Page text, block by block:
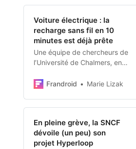
Voiture électrique : la
recharge sans fil en 10
minutes est déjà prête
Une équipe de chercheurs de
l’Université de Chalmers, en
système de recharge par
puissance phénoménale
(jusqu’à 500 kW) et ne
nécessite aucun câble. De
Frandroid Marie Lizak
En pleine grève, la SNCF
dévoile (un peu) son
projet Hyperloop